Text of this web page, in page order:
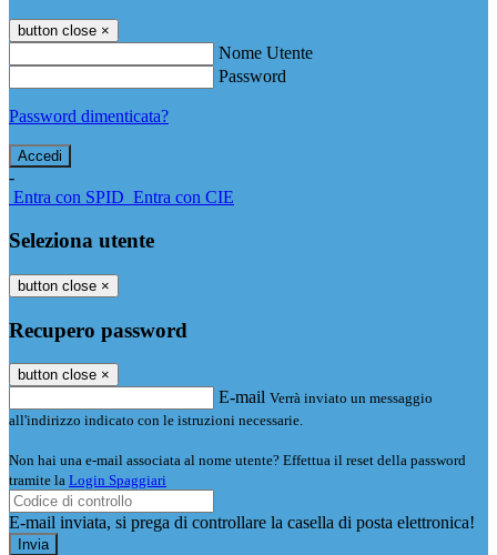
button close ×
Nome Utente
Password
Password dimenticata?
-
Entra con SPID Entra con CIE
Seleziona utente
button close ×
Recupero password
button close ×
E-mail Verrà inviato un messaggio
all'indirizzo indicato con le istruzioni necessarie.
Non hai una e-mail associata al nome utente? Effettua il reset della password
tramite la Login Spaggiari
E-mail inviata, si prega di controllare la casella di posta elettronica!